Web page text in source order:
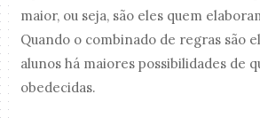
maior, ou seja, são eles quem
Quando o combinado de regras são
alunos há maiores possibilidades de
obedecidas.